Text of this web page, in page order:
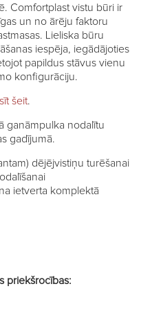
Comfortplast vistu būri ir
un no ārēju faktoru
Lieliska būru
iespēja, iegādājoties
papildus stāvus vienu
konfigurāciju.
šeit.
ganāmpulka nodalītu
gadījumā.
dējējvistiņu turēšanai
ietverta komplektā
priekšrocības: